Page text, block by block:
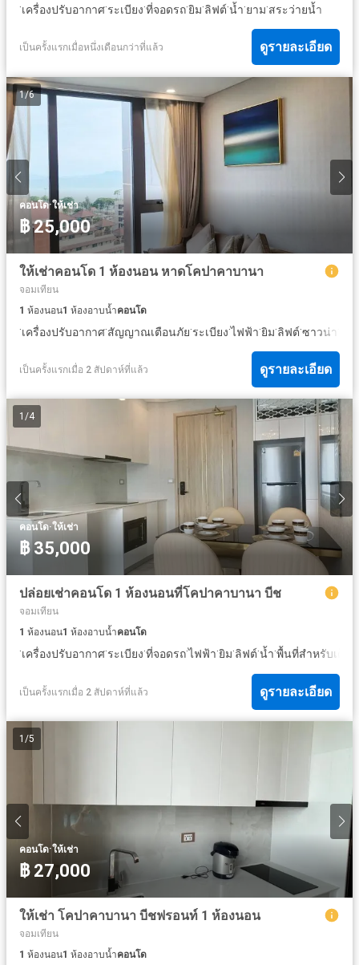
·เครื่องปรับอากาศ·ระเบียง·ที่จอดรถ·ยิม·ลิฟต์·น้ำ·ยาม·สระว่ายน้ำ
เป็นครั้งแรกเมื่อหนึ่งเดือนกว่าที่แล้ว ดูรายละเอียด
1/6
คอนโด·ให้เช่า
฿ 25,000
ให้เช่าคอนโด 1 ห้องนอน หาดโคปาคาบานา
จอมเทียน
1 ห้องนอน1 ห้องอาบน้ำคอนโด
·เครื่องปรับอากาศ·สัญญาณเตือนภัย·ระเบียง·ไฟฟ้า·ยิม·ลิฟต์·ซาวน่า
เป็นครั้งแรกเมื่อ 2 สัปดาห์ที่แล้ว ดูรายละเอียด
1 /4
คอนโด·ให้เช่า
฿ 35,000
ปล่อยเช่าคอนโด 1 ห้องนอนที่โคปาคาบานา บีช
จอมเทียน
1 ห้องนอน1 ห้องอาบน้ำคอนโด
·เครื่องปรับอากาศ·ระเบียง·ที่จอดรถ·ไฟฟ้า·ยิม·ลิฟต์·น้ำ·พื้นที่สำหรับเด็ก
เป็นครั้งแรกเมื่อ 2 สัปดาห์ที่แล้ว ดูรายละเอียด
1 /5
คอนโด·ให้เช่า
฿ 27,000
ให้เช่า โคปาคาบานา บีชฟรอนท์ 1 ห้องนอน
จอมเทียน
1 ห้องนอน1 ห้องอาบน้ำคอนโด